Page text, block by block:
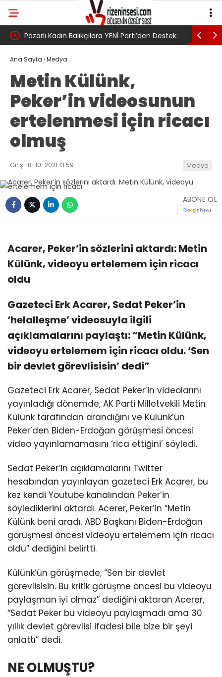
Pazarlı Kadın Balıkçılara YENİ Parti’den Destek:
‘Bu Mücadelede Yanınızdayız!’
AV.
Ana Sayfa ›Medya
Metin Külünk,
Peker’in videosunun
ertelenmesi için ricacı
olmuş
Giriş: 18-10-2021 13:59 Medya
ABONE OL
Acarer, Peker’in sözlerini aktardı: Metin
Külünk, videoyu ertelemem için ricacı
oldu
Gazeteci Erk Acarer, Sedat Peker’in
‘helalleşme’ videosuyla ilgili
açıklamalarını paylaştı: “Metin Külünk,
videoyu ertelemem için ricacı oldu. ‘Sen
bir devlet görevlisisin’ dedi”
Gazeteci Erk Acarer, Sedat Peker’in videolarını
yayınladığı dönemde, AK Parti Milletvekili Metin
Külünk tarafından arandığını ve Külünk’ün
Peker’den Biden-Erdoğan görüşmesi öncesi
video yayınlamamasını ‘rica ettiğini’ söyledi.
Sedat Peker’in açıklamalarını Twitter
hesabından yayınlayan gazeteci Erk Acarer, bu
kez kendi Youtube kanalından Peker’in
söylediklerini aktardı. Acerer, Peker’in “Metin
Külünk beni aradı. ABD Başkanı Biden-Erdoğan
görüşmesi öncesi videoyu ertelemem için ricacı
oldu” dediğini belirtti.
Külünk’ün görüşmede, “Sen bir devlet
görevlisisin. Bu kritik görüşme öncesi bu videoyu
paylaşman iyi olmaz” dediğini aktaran Acerer,
“Sedat Peker bu videoyu paylaşmadı ama 30
yıllık devlet görevlisi ifadesi bile bize bir şeyi
anlattı” dedi.
NE OLMUŞTU?